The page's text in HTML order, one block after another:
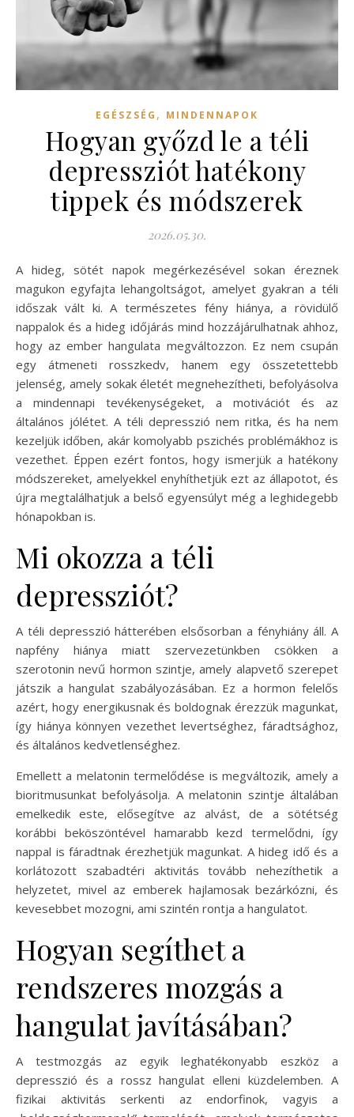
EGÉSZSÉG , MINDENNAPOK
Hogyan győzd le a téli
depressziót hatékony
tippek és módszerek
2026.05.30.
A hideg, sötét napok megérkezésével sokan éreznek
magukon egyfajta lehangoltságot, amelyet gyakran a téli
időszak vált ki. A természetes fény hiánya, a rövidülő
nappalok és a hideg időjárás mind hozzájárulhatnak ahhoz,
hogy az ember hangulata megváltozzon. Ez nem csupán
egy átmeneti rosszkedv, hanem egy összetettebb
jelenség, amely sokak életét megnehezítheti, befolyásolva
a mindennapi tevékenységeket, a motivációt és az
általános jólétet. A téli depresszió nem ritka, és ha nem
kezeljük időben, akár komolyabb pszichés problémákhoz is
vezethet. Éppen ezért fontos, hogy ismerjük a hatékony
módszereket, amelyekkel enyhíthetjük ezt az állapotot, és
újra megtalálhatjuk a belső egyensúlyt még a leghidegebb
hónapokban is.
Mi okozza a téli
depressziót?
A téli depresszió hátterében elsősorban a fényhiány áll. A
napfény hiánya miatt szervezetünkben csökken a
szerotonin nevű hormon szintje, amely alapvető szerepet
játszik a hangulat szabályozásában. Ez a hormon felelős
azért, hogy energikusnak és boldognak érezzük magunkat,
így hiánya könnyen vezethet levertséghez, fáradtsághoz,
és általános kedvetlenséghez.
Emellett a melatonin termelődése is megváltozik, amely a
bioritmusunkat befolyásolja. A melatonin szintje általában
emelkedik este, elősegítve az alvást, de a sötétség
korábbi beköszöntével hamarabb kezd termelődni, így
nappal is fáradtnak érezhetjük magunkat. A hideg idő és a
korlátozott szabadtéri aktivitás tovább nehezíthetik a
helyzetet, mivel az emberek hajlamosak bezárkózni, és
kevesebbet mozogni, ami szintén rontja a hangulatot.
Hogyan segíthet a
rendszeres mozgás a
hangulat javításában?
A testmozgás az egyik leghatékonyabb eszköz a
depresszió és a rossz hangulat elleni küzdelemben. A
fizikai aktivitás serkenti az endorfinok, vagyis a